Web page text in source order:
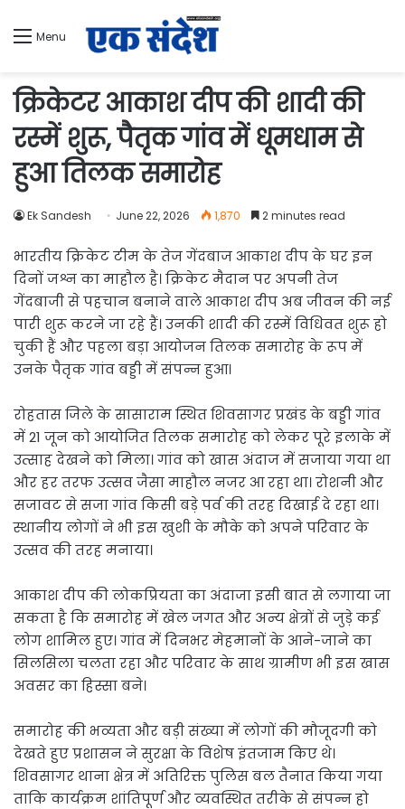
Menu
क्रिकेटर आकाश दीप की शादी की
रस्में शुरू, पैतृक गांव में धूमधाम से
हुआ तिलक समारोह
Ek Sandesh June 22, 2026 1,870 2 minutes read
भारतीय क्रिकेट टीम के तेज गेंदबाज आकाश दीप के घर इन
दिनों जश्न का माहौल है। क्रिकेट मैदान पर अपनी तेज
गेंदबाजी से पहचान बनाने वाले आकाश दीप अब जीवन की नई
पारी शुरू करने जा रहे हैं। उनकी शादी की रस्में विधिवत शुरू हो
चुकी हैं और पहला बड़ा आयोजन तिलक समारोह के रूप में
उनके पैतृक गांव बड्डी में संपन्न हुआ।
रोहतास जिले के सासाराम स्थित शिवसागर प्रखंड के बड्डी गांव
में 21 जून को आयोजित तिलक समारोह को लेकर पूरे इलाके में
उत्साह देखने को मिला। गांव को खास अंदाज में सजाया गया था
और हर तरफ उत्सव जैसा माहौल नजर आ रहा था। रोशनी और
सजावट से सजा गांव किसी बड़े पर्व की तरह दिखाई दे रहा था।
स्थानीय लोगों ने भी इस खुशी के मौके को अपने परिवार के
उत्सव की तरह मनाया।
आकाश दीप की लोकप्रियता का अंदाजा इसी बात से लगाया जा
सकता है कि समारोह में खेल जगत और अन्य क्षेत्रों से जुड़े कई
लोग शामिल हुए। गांव में दिनभर मेहमानों के आने-जाने का
सिलसिला चलता रहा और परिवार के साथ ग्रामीण भी इस खास
अवसर का हिस्सा बने।
समारोह की भव्यता और बड़ी संख्या में लोगों की मौजूदगी को
देखते हुए प्रशासन ने सुरक्षा के विशेष इंतजाम किए थे।
शिवसागर थाना क्षेत्र में अतिरिक्त पुलिस बल तैनात किया गया
ताकि कार्यक्रम शांतिपूर्ण और व्यवस्थित तरीके से संपन्न हो